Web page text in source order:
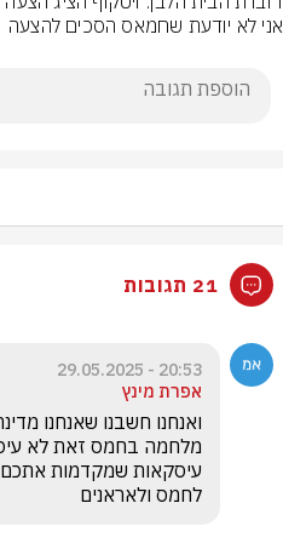
אני לא יודעת שחמאס הסכים להצעה
21 תגובות
20:53 - 29.05.2025
אפרת מינץ
לחמס ולאראנים